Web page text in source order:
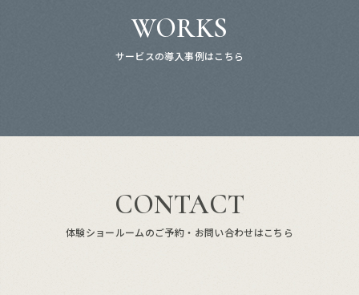
WORKS
サービスの導入事例はこちら
CONTACT
体験ショールームのご予約・お問い合わせはこちら